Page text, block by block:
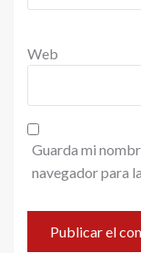
Web
Guarda mi
navegador para